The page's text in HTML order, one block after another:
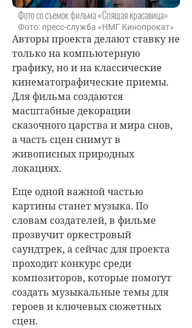
Фото со съемок фильма «Спящая красавица»
Фото: пресс-служба «НМГ Кинопрокат»
Авторы проекта делают ставку не
только на компьютерную
графику, но и на классические
кинематографические приемы.
Для фильма создаются
масштабные декорации
сказочного царства и мира снов,
а часть сцен снимут в
живописных природных
локациях.
Еще одной важной частью
картины станет музыка. По
словам создателей, в фильме
прозвучит оркестровый
саундтрек, а сейчас для проекта
проходит конкурс среди
композиторов, которые помогут
создать музыкальные темы для
героев и ключевых сюжетных
сцен.